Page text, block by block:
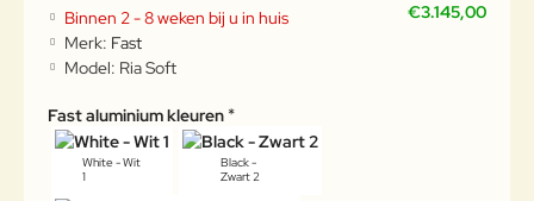
€3.145,00
Binnen 2 - 8 weken bij u in huis
Merk: Fast
Model: Ria Soft
Fast aluminium kleuren
White - Wit
1
Black -
Zwart 2